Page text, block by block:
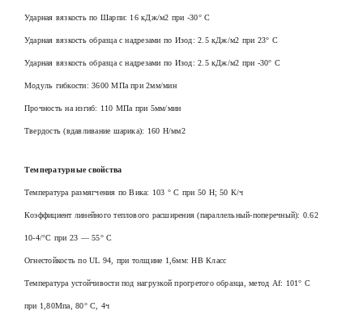
Ударная вязкость по Шарпи: 16 кДж/м2 при -30° С
Ударная вязкость образца с надрезами по Изод: 2.5 кДж/м2 при 23° С
Ударная вязкость образца с надрезами по Изод: 2.5 кДж/м2 при -30° С
Модуль гибкости: 3600 МПа при 2мм/мин
Прочность на изгиб: 110 МПа при 5мм/мин
Твердость (вдавливание шарика): 160 Н/мм2
Температурные свойства
Температура размягчения по Вика: 103 ° С при 50 Н; 50 К/ч
Коэффициент линейного теплового расширения (параллельный-поперечный): 0.62
10-4/°С при 23 — 55° С
Огнестойкость по UL 94, при толщине 1,6мм: HB Класс
Температура устойчивости под нагрузкой прогретого образца, метод Af: 101° С
при 1,80Мпа, 80° С, 4ч